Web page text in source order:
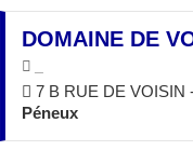
DOMAINE DE
7 B RUE DE VOISIN
Péneux